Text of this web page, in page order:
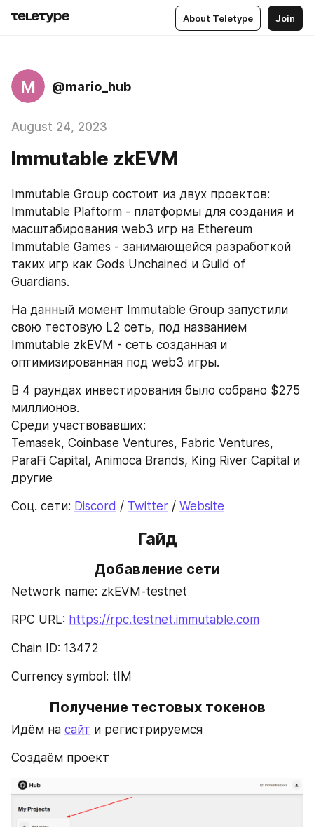
About Teletype Join
M @mario_hub
August 24, 2023
Immutable zkEVM
Immutable Group состоит из двух проектов:
Immutable Plaftorm - платформы для создания и
масштабирования web3 игр на Ethereum
Immutable Games - занимающейся разработкой
таких игр как Gods Unchained и Guild of
Guardians.
На данный момент Immutable Group запустили
свою тестовую L2 сеть, под названием
Immutable zkEVM - сеть созданная и
оптимизированная под web3 игры.
В 4 раундах инвестирования было собрано $275
миллионов.
Среди участвовавших:
Temasek, Coinbase Ventures, Fabric Ventures,
ParaFi Capital, Animoca Brands, King River Capital и
другие
Соц. сети: Discord / Twitter / Website
Гайд
Добавление сети
Network name: zkEVM-testnet
RPC URL: https://rpc.testnet.immutable.com
Chain ID: 13472
Currency symbol: tIM
Получение тестовых токенов
Идём на сайт и регистрируемся
Создаём проект